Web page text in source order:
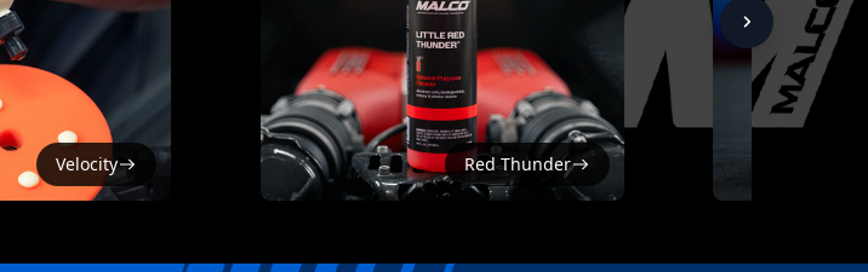
Velocity Red Thunder